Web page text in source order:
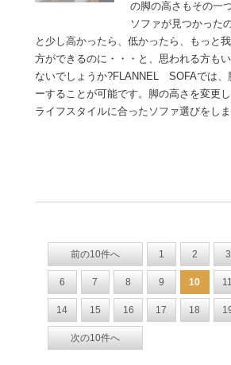
の脚の高さもその一
ソファが見つかった
と少し高かったら、低かったら、もっと
方ができるのに・・・と、思われる方も
ないでしょうか?FLANNEL SOFAでは、
ーすることが可能です。脚の高さを変更
ライフスタイルに合ったソファ選びをし
前の10件へ 1 2 3
6 7 8 9 10
14 15 16 17 18
次の10件へ